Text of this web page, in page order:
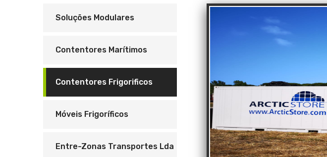
Soluções Modulares
Contentores Marítimos
Contentores Frigorificos
Móveis Frigoríficos
Entre-Zonas Transportes Lda